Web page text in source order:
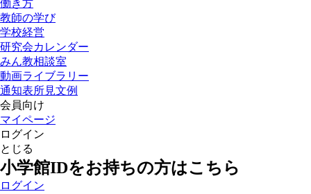
働き方
教師の学び
学校経営
研究会カレンダー
みん教相談室
動画ライブラリー
通知表所見文例
会員向け
マイページ
ログイン
とじる
小学館IDをお持ちの方はこちら
ログイン